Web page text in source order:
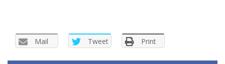
Mail Tweet Print